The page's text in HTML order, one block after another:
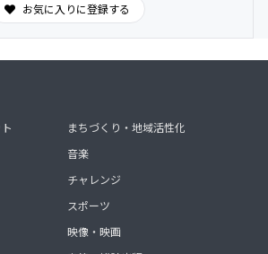
お気に入りに登録する
まちづくり・地域活性化
音楽
チャレンジ
スポーツ
映像・映画